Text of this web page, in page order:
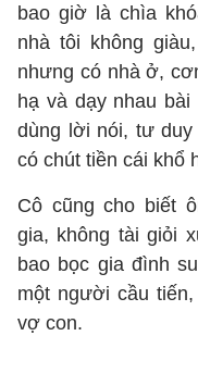
bao giờ là chìa
nhà tôi không
nhưng có nhà ở,
hạ và dạy nhau
dùng lời nói, tư
có chút tiền cái khổ
Cô cũng cho biết
gia, không tài giỏi
bao bọc gia đình
một người cầu
vợ con.